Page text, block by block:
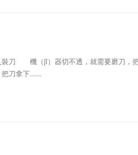
機（jī）器切不透，就需要磨刀，把
刀拿下......